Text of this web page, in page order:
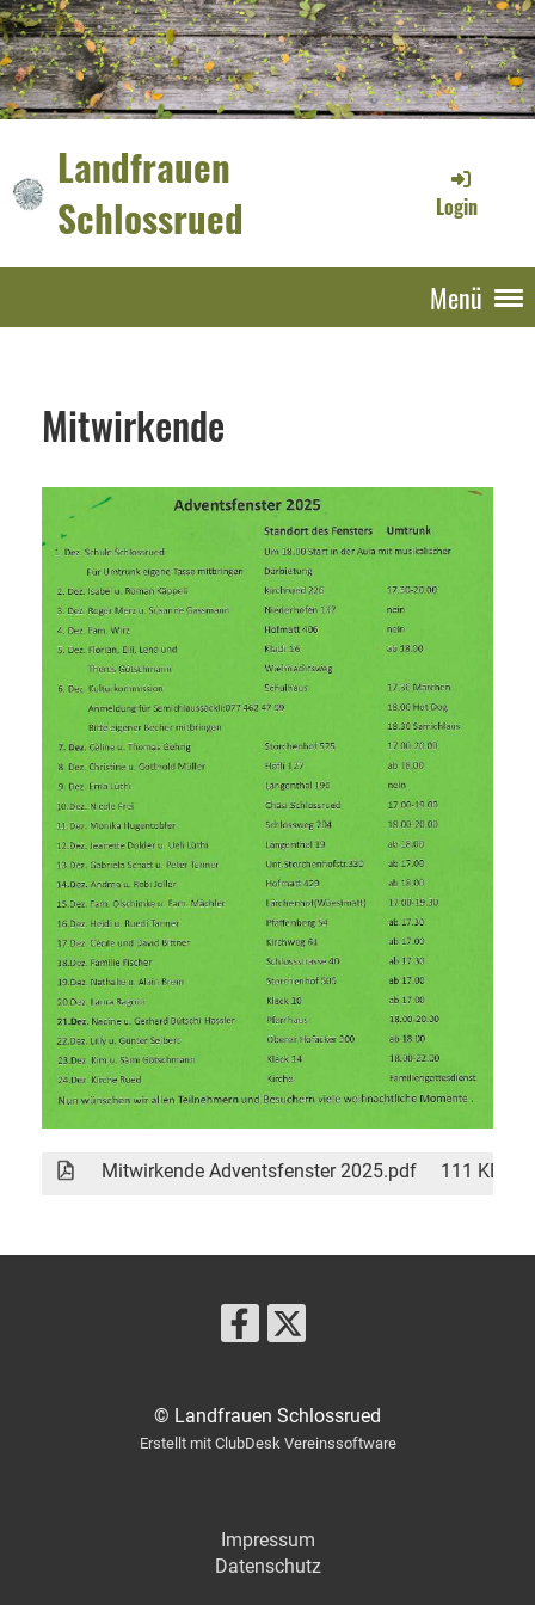
Landfrauen
Schlossrued
Login
Menü
Mitwirkende
Mitwirkende Adventsfenster 2025.pdf 111 KB
© Landfrauen Schlossrued
Erstellt mit ClubDesk Vereinssoftware
Impressum
Datenschutz